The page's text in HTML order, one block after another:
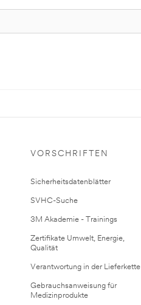
VORSCHRIFTEN
Sicherheitsdatenblätter
SVHC-Suche
3M Akademie - Trainings
Zertifikate Umwelt, Energie,
Qualität
Verantwortung in der Lieferkette
Gebrauchsanweisung für
Medizinprodukte